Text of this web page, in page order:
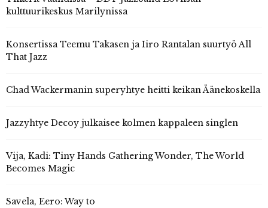
kulttuurikeskus Marilynissa
Konsertissa Teemu Takasen ja Iiro Rantalan suurtyö All
That Jazz
Chad Wackermanin superyhtye heitti keikan Äänekoskella
Jazzyhtye Decoy julkaisee kolmen kappaleen singlen
Vija, Kadi: Tiny Hands Gathering Wonder, The World
Becomes Magic
Savela, Eero: Way to